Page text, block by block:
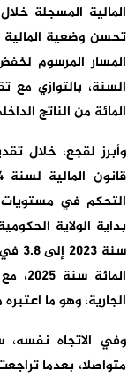
تحسن وضعية
المائة من الناتج
وأبرز لقجع، خلال
التحكم في مستويات
الجارية، وهو ما
وفي الاتجاه